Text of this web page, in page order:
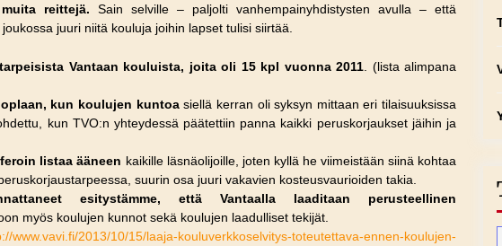
reittejä. Sain selville – paljolti vanhempainyhdistysten avulla – että
juuri niitä kouluja joihin lapset tulisi siirtää.
Vantaan kouluista, joita oli 15 kpl vuonna 2011 . (lista alimpana
kun koulujen kuntoasiellä kerran oli syksyn mittaan eri tilaisuuksissa
kun TVO:n yhteydessä päätettiin panna kaikki peruskorjaukset jäihin ja
listaa ääneen kaikille läsnäolijoille, joten kyllä he viimeistään siinä kohtaa
suurin osa juuri vakavien kosteusvaurioiden takia.
esitystämme, että Vantaalla laaditaan perusteellinen
myös koulujen kunnot sekä koulujen laadulliset tekijät.
www.vavi.fi/2013/10/15/laaja-kouluverkkoselvitys-toteutettava-ennen-koulujen-